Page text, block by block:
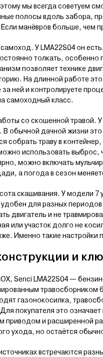
мы всегда советуем
полосы вдоль забора,
манёвров больше, чем
У LMA22S04 он
толкать, особенно
позволяет технике
На длинной работе
ней и контролируете
самоходный класс.
со скошенной травой.
обычной дачной жизни
собрать траву в
использовать
можно включать
а погода в сезон
скашивания. У модели 7
для разных
двигатель и не
или участок долго не
Именно такие настройки
и
Senci LMA22S04 —
травосборником
газонокосилка,
покупателя это
и расширенной
ухода, но остаётся
встречаются